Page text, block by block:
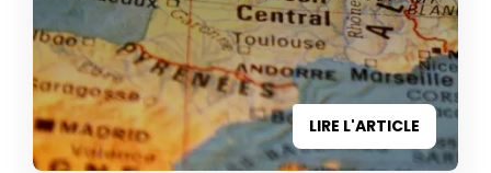
LIRE L'ARTICLE